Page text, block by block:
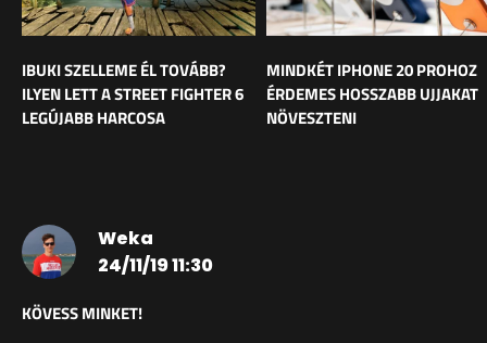
IBUKI SZELLEME ÉL TOVÁBB?
ILYEN LETT A STREET FIGHTER 6
LEGÚJABB HARCOSA
MINDKÉT IPHONE 20 PROHOZ
ÉRDEMES HOSSZABB UJJAKAT
NÖVESZTENI
Weka
24/11/19 11:30
KÖVESS MINKET!